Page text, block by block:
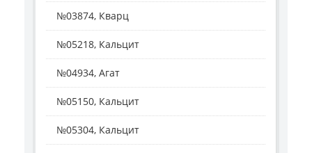
№03874, Кварц
№05218, Кальцит
№04934, Агат
№05150, Кальцит
№05304, Кальцит